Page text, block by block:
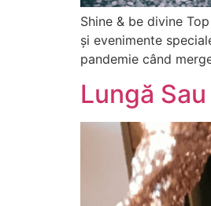
Shine & be divine
și evenimente
pandemie când
Lungă